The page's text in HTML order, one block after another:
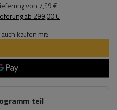
von 7,99 €
ab 299,00 €
kaufen mit:
teil